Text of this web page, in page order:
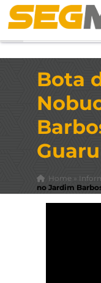
Bota
Home»
no Jardim